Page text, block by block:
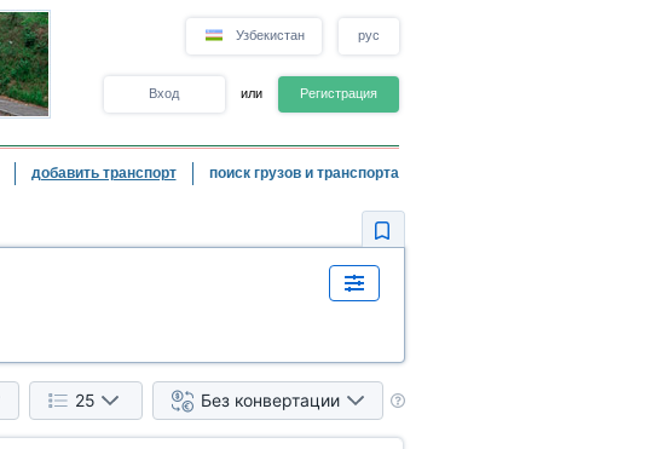
Узбекистан рус
Вход или Регистрация
добавить транспорт поиск грузов и транспорта
25 Без конвертации